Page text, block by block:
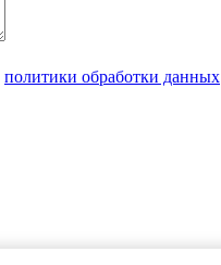
политики обработки данных